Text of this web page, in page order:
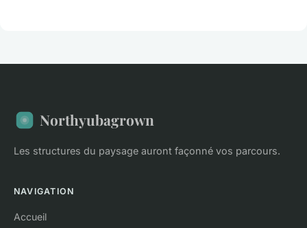
Northyubagrown
Les structures du paysage auront façonné vos parcours.
NAVIGATION
Accueil